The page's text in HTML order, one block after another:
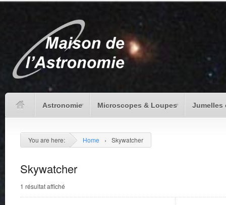
Astronomie Microscopes & Loupes Jumelles
You are here: Home › Skywatcher
Skywatcher
1 résultat affiché